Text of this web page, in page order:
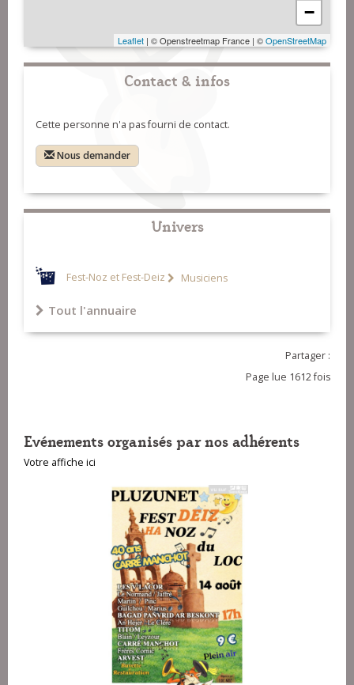
−
Leaflet | © Openstreetmap France | ©OpenStreetMap
Contact & infos
Cette personne n'a pas fourni de contact.
Nous demander
Univers
Fest-Noz et Fest-Deiz Musiciens
Tout l'annuaire
Partager :
Page lue 1612 fois
Evénements organisés par nos adhérents
Votre affiche ici